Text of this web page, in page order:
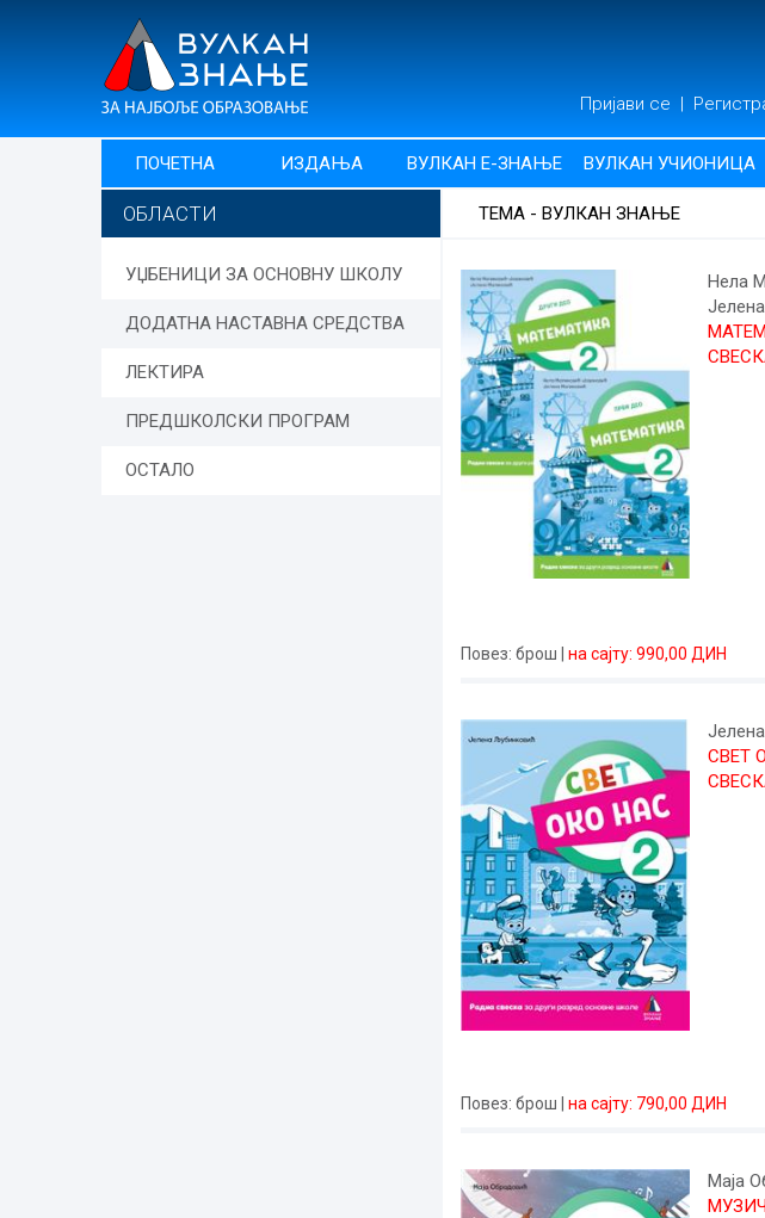
Пријави се |
ПОЧЕТНА ИЗДАЊА ВУЛКАН Е-ЗНАЊЕ ВУЛКАН УЧИОНИЦА
ОБЛАСТИ
УЏБЕНИЦИ ЗА ОСНОВНУ ШКОЛУ
ДОДАТНА НАСТАВНА СРЕДСТВА
ЛЕКТИРА
ПРЕДШКОЛСКИ ПРОГРАМ
ОСТАЛО
ТЕМА - ВУЛКАН ЗНАЊЕ
Нела
Повез: брош на сајту: 990,00 ДИН
СВЕТ
Повез: брош на сајту: 790,00 ДИН
Маја